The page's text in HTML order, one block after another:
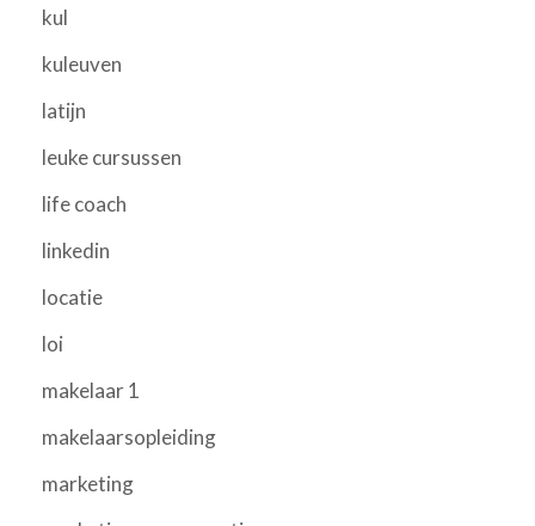
kul
kuleuven
latijn
leuke cursussen
life coach
linkedin
locatie
loi
makelaar 1
makelaarsopleiding
marketing